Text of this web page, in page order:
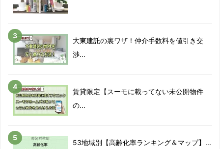
大東建託の裏ワザ！仲介手数料を値引き交
渉...
賃貸限定【スーモに載ってない未公開物件
の...
53地域別【高齢化率ランキング＆マップ】...